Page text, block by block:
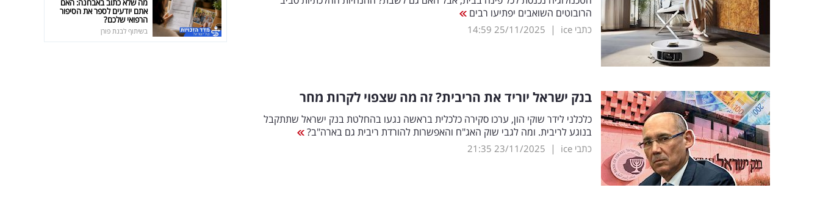
הרובוטים השואבים יפתיעו רבים
כתבי ice |
25/11/2025
14:59
בנק ישראל יוריד את הריבית? זה מה שצפוי לקרות מחר
כלכלני לידר שוקי הון, ערכו סקירה כלכלית בראשה נגעו בהחלטת בנק ישראל שתתקבל
בנוגע לריבית. ומה לגבי שוק האג"ח והאפשרות להורדת ריבית גם בארה"ב?
כתבי ice |
23/11/2025
21:35
מה שלא כתוב באבחנה: האם
אתם יודעים לספר את הסיפור
הרפואי שלכם?
בשיתוף לבנת פורן